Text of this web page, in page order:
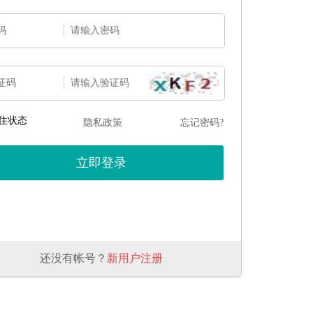
码
状态 隐私政策 忘记密码?
还没有帐号？ 新用户注册